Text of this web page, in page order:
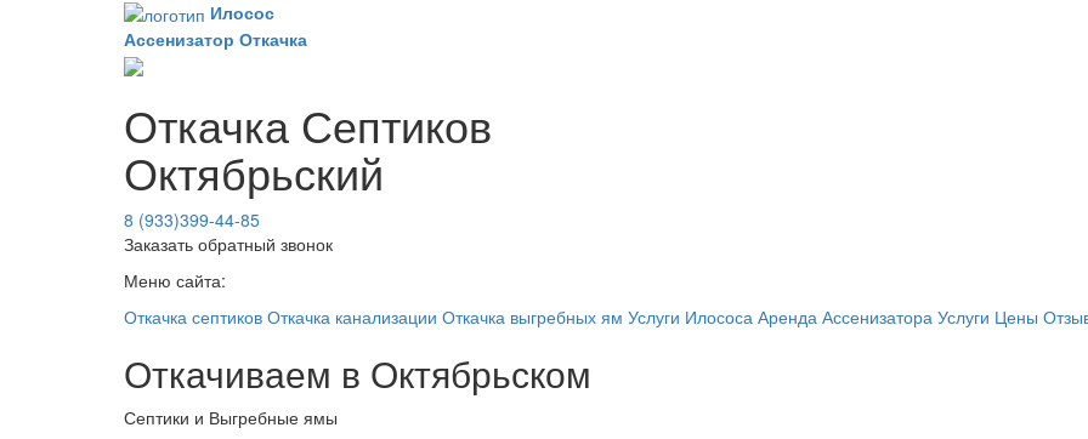
Илосос
Ассенизатор Откачка
Откачка Септиков
Октябрьский
8 (933)399-44-85
Заказать обратный звонок
Меню сайта:
Откачка септиков Откачка канализации Откачка выгребных ям Услуги Илососа Аренда Ассенизатора Услуги Цены
Откачиваем в Октябрьском
Септики и Выгребные ямы